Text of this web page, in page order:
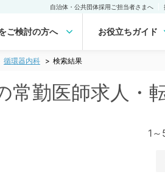
自治体・公共団体採用ご担当者さまへ
ご検討の方へ お役立ちガイド
循環器内科 検索結果
常勤医師求人・
1